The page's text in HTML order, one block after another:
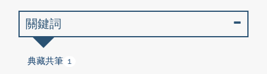
關鍵詞
典藏共筆 1